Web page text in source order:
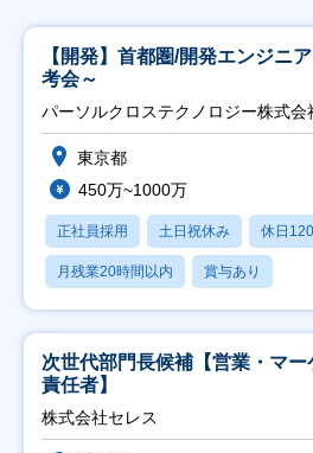
【開発】首都圏/開発エンジニ
考会～
パーソルクロステクノロジー株式会
東京都
450万~1000万
正社員採用 土日祝休み 休日
月残業20時間以内 賞与あり
次世代部門長候補【営業・マ
責任者】
株式会社セレス